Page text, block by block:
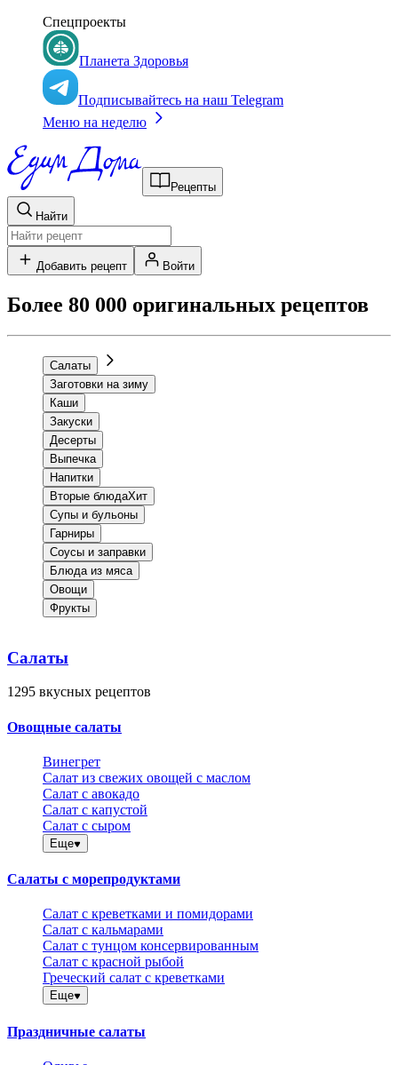
Спецпроекты
Планета Здоровья
Подписывайтесь на наш Telegram
Меню на неделю
Рецепты
Найти
Добавить рецепт Войти
Более 80 000 оригинальных рецептов
Салаты
Заготовки на зиму
Каши
Закуски
Десерты
Выпечка
Напитки
Вторые блюдаХит
Супы и бульоны
Гарниры
Соусы и заправки
Блюда из мяса
Овощи
Фрукты
Салаты
1295 вкусных рецептов
Овощные салаты
Винегрет
Салат из свежих овощей с маслом
Салат с авокадо
Салат с капустой
Салат с сыром
Еще
Салаты с морепродуктами
Салат с креветками и помидорами
Салат с кальмарами
Салат с тунцом консервированным
Салат с красной рыбой
Греческий салат с креветками
Еще
Праздничные салаты